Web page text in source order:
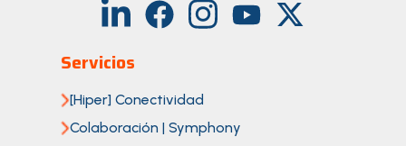
Servicios
[Hiper] Conectividad
Colaboración | Symphony